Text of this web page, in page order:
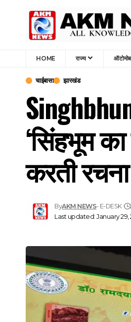
HOME राज्य
चाईबासा झारखंड
‘सिंहभूम
करती रचना
Last updated: January 29,
ByAKM NEWS- E-DESK